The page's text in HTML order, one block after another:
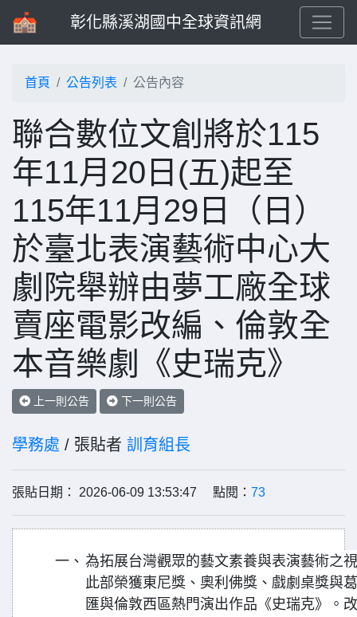
彰化縣溪湖國中全球資訊網
首頁 公告列表 公告內容
聯合數位文創將於115
年11月20日(五)起至
115年11月29日（日）
於臺北表演藝術中心大
劇院舉辦由夢工廠全球
賣座電影改編、倫敦全
本音樂劇《史瑞克》
上一則公告 下一則公告
學務處 / 張貼者 訓育組長
張貼日期： 2026-06-09 13:53:47 點閱： 73
一、 為拓展台灣觀眾的藝文素養與表演藝術之
此部榮獲東尼獎、奧利佛獎、戲劇桌獎與
匯與倫敦西區熱門演出作品《史瑞克》。